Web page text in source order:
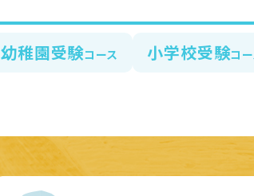
幼稚園受験コース 小学校受験コ